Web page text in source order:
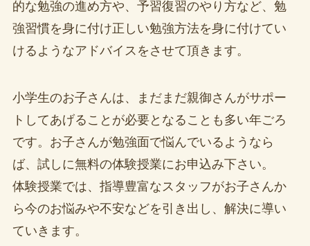
的な勉強の進め方や、予習復習のやり方など、勉
強習慣を身に付け正しい勉強方法を身に付けてい
けるようなアドバイスをさせて頂きます。
小学生のお子さんは、まだまだ親御さんがサポー
トしてあげることが必要となることも多い年ごろ
です。お子さんが勉強面で悩んでいるようなら
ば、試しに無料の体験授業にお申込み下さい。
体験授業では、指導豊富なスタッフがお子さんか
ら今のお悩みや不安などを引き出し、解決に導い
ていきます。